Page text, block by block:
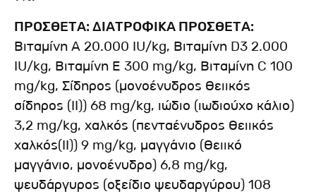
ΠΡΟΣΘΕΤΑ: ΔΙΑΤΡΟΦΙΚΑ ΠΡΟΣΘΕΤΑ:
Βιταμίνη Α 20.000 IU/kg, Βιταμίνη D3 2.000
IU/kg, Βιταμίνη Ε 300 mg/kg, Βιταμίνη C 100
mg/kg, Σίδηρος (μονοένυδρος θειικός
σίδηρος (II)) 68 mg/kg, ιώδιο (ιωδιούχο κάλιο)
3,2 mg/kg, χαλκός (πενταένυδρος θειικός
χαλκός(II)) 9 mg/kg, μαγγάνιο (θειικό
μαγγάνιο, μονοένυδρο) 6,8 mg/kg,
ψευδάργυρος (οξείδιο ψευδαργύρου) 108